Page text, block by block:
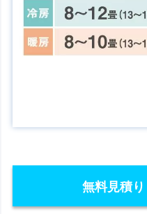
無料見積